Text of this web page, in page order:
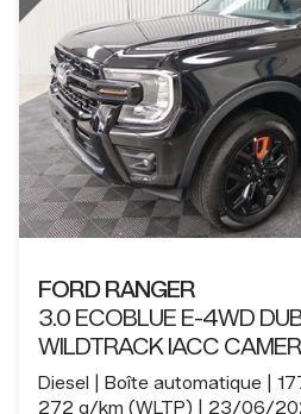
FORD RANGER
3.0 ECOBLUE E-4WD
WILDTRACK IACC
Diesel Boîte automatique
272 g/km (WLTP)
23/06/